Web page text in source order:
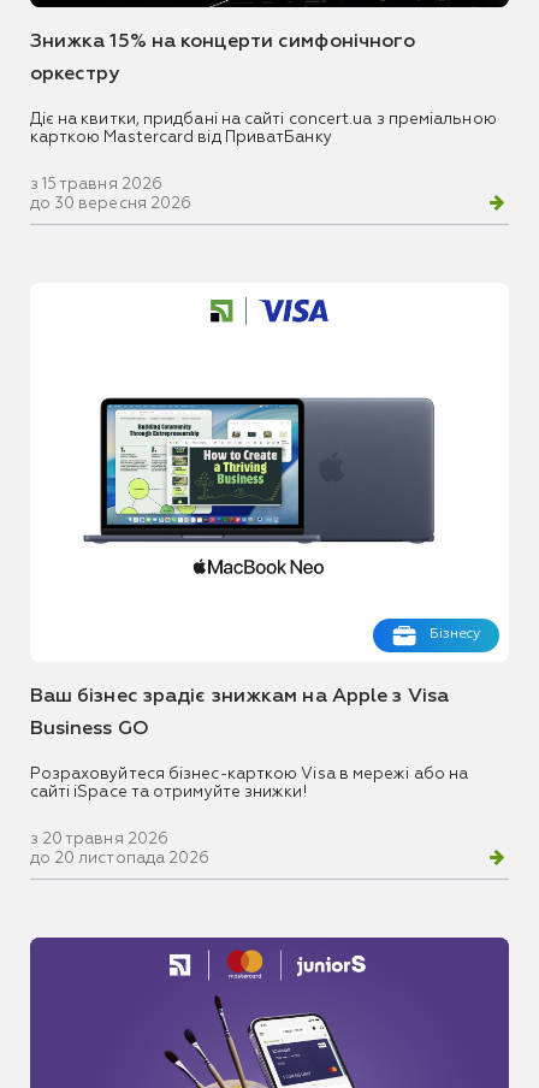
Знижка 15% на концерти симфонічного
оркестру
Діє на квитки, придбані на сайті concert.ua з преміальною
карткою Mastercard від ПриватБанку
з 15 травня 2026
до 30 вересня 2026
Бізнесу
Ваш бізнес зрадіє знижкам на Apple з Visa
Business GO
Розраховуйтеся бізнес-карткою Visa в мережі або на
сайті iSpace та отримуйте знижки!
з 20 травня 2026
до 20 листопада 2026